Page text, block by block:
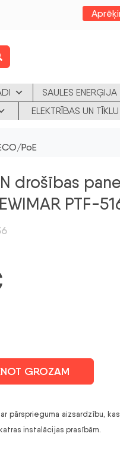
SAULES ENERĢIJA
ELEKTRĪBAS UN
PoE
drošības
PTF-
GROZAM
pārsprieguma aizsardzību,
instalācijas prasībām.